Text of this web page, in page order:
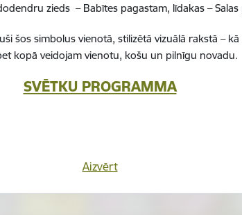
zieds – Babītes pagastam, līdakas – Salas
šos simbolus vienotā, stilizētā vizuālā rakstā –
kopā veidojam vienotu, košu un pilnīgu novadu.
SVĒTKU PROGRAMMA
Aizvērt
šī informācija bija noderīga?